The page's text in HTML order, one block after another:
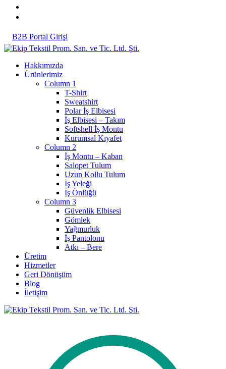
B2B Portal Girişi
Hakkımızda
Ürünlerimiz
Column 1
T-Shirt
Sweatshirt
Polar İş Elbisesi
İş Elbisesi – Takım
Softshell İş Montu
Kurumsal Kıyafet
Column 2
İş Montu – Kaban
Salopet Tulum
Uzun Kollu Tulum
İş Yeleği
İş Önlüğü
Column 3
Güvenlik Elbisesi
Gömlek
Yağmurluk
İş Pantolonu
Atkı – Bere
Üretim
Hizmetler
Geri Dönüşüm
Blog
İletişim